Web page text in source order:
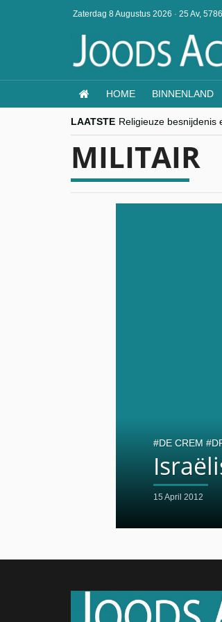
Zaterdag 8 Augustus 2026 · 25 Av, 5786
HOME BINNENLAND
LAATSTE Religieuze besnijdenis
“Besnijdenisdebat
CITYTRIP |
“Vandaag zit elke
goKosher lanceert
MILITAIR
15 April 2012
DE CREM